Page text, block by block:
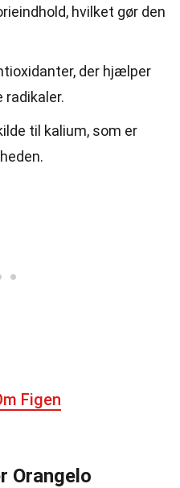
hvilket gør den
der hjælper
til kalium, som er
Figen
Orangelo